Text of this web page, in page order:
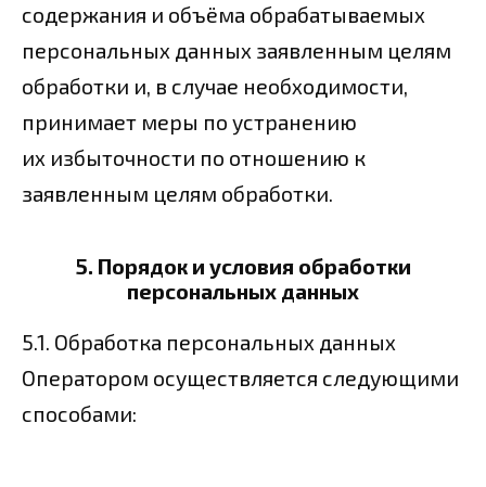
содержания и объёма обрабатываемых
персональных данных заявленным целям
обработки и, в случае необходимости,
принимает меры по устранению
их избыточности по отношению к
заявленным целям обработки.
5. Порядок и условия обработки
персональных данных
5.1. Обработка персональных данных
Оператором осуществляется следующими
способами: